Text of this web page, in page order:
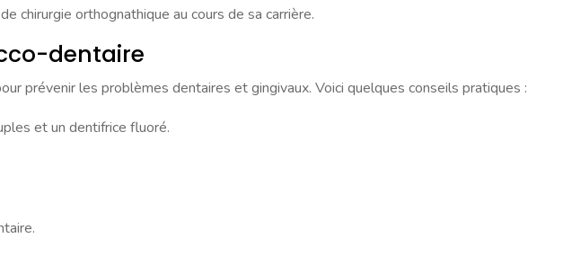
chirurgie orthognathique au cours de sa carrière.
dentaire
prévenir les problèmes dentaires et gingivaux. Voici quelques conseils pratiques :
et un dentifrice fluoré.